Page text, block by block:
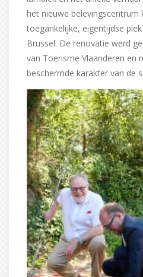
het nieuwe belevingscentrum
toegankelijke, eigentijdse
Brussel. De renovatie werd
van Toerisme Vlaanderen en
beschermde karakter van de